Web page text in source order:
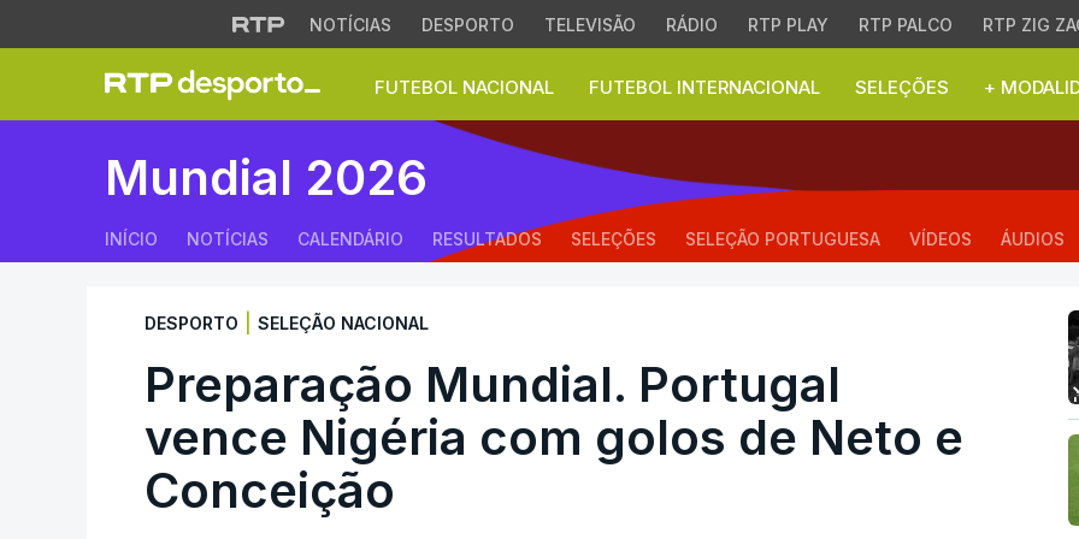
NOTÍCIAS DESPORTO TELEVISÃO RÁDIO RTP PLAY RTP PALCO RTP ZIG
FUTEBOL NACIONAL FUTEBOL INTERNACIONAL SELEÇÕES +
Preparação Mundial. Portugal vence
Mundial 2026
INÍCIO NOTÍCIAS CALENDÁRIO RESULTADOS SELEÇÕES SELEÇÃO PORTUGUESA VÍDEOS ÁUDIOS
DESPORTO SELEÇÃO NACIONAL
Preparação Mundial. Portugal
vence Nigéria com golos de Neto e
Conceição